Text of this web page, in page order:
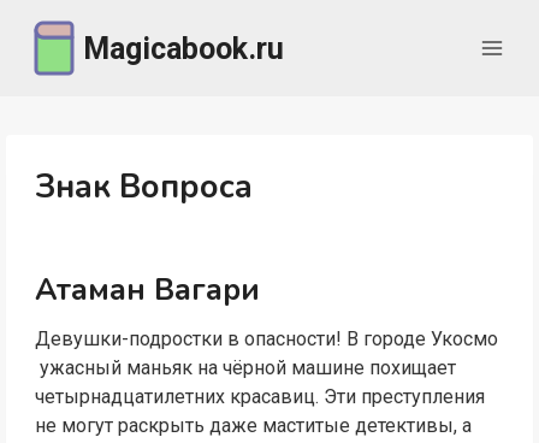
содержимому
Magicabook.ru
Знак Вопроса
Атаман Вагари
Девушки-подростки в опасности! В городе Укосмо
ужасный маньяк на чёрной машине похищает
четырнадцатилетних красавиц. Эти преступления
не могут раскрыть даже маститые детективы, а